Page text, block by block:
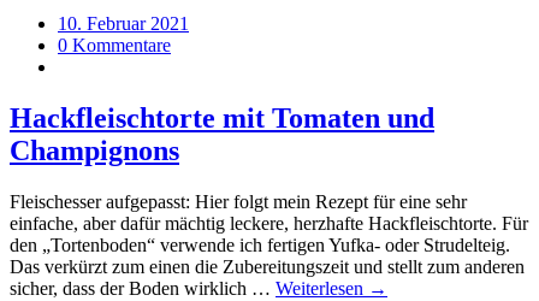
10. Februar 2021
0 Kommentare
Hackfleischtorte mit Tomaten und
Champignons
Fleischesser aufgepasst: Hier folgt mein Rezept für eine sehr
einfache, aber dafür mächtig leckere, herzhafte Hackfleischtorte. Für
den „Tortenboden“ verwende ich fertigen Yufka- oder Strudelteig.
Das verkürzt zum einen die Zubereitungszeit und stellt zum anderen
sicher, dass der Boden wirklich … Weiterlesen →